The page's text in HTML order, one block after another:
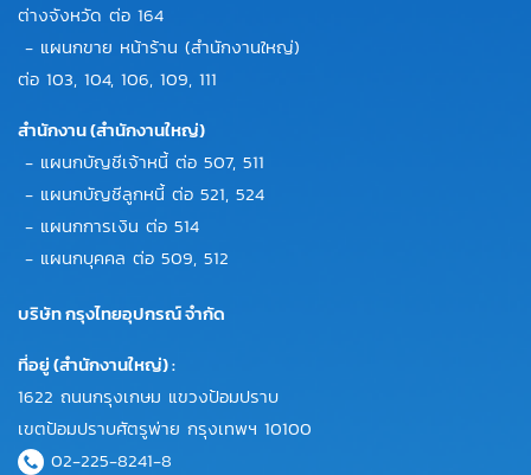
ต่างจังหวัด ต่อ 164
- แผนกขาย หน้าร้าน (สำนักงานใหญ่)
ต่อ 103, 104, 106, 109, 111
สำนักงาน (สำนักงานใหญ่)
- แผนกบัญชีเจ้าหนี้ ต่อ 507, 511
- แผนกบัญชีลูกหนี้ ต่อ 521, 524
- แผนกการเงิน ต่อ 514
- แผนกบุคคล ต่อ 509, 512
บริษัท กรุงไทยอุปกรณ์ จำกัด
ที่อยู่ (สำนักงานใหญ่) :
1622 ถนนกรุงเกษม แขวงป้อมปราบ
เขตป้อมปราบศัตรูพ่าย กรุงเทพฯ 10100
02-225-8241-8